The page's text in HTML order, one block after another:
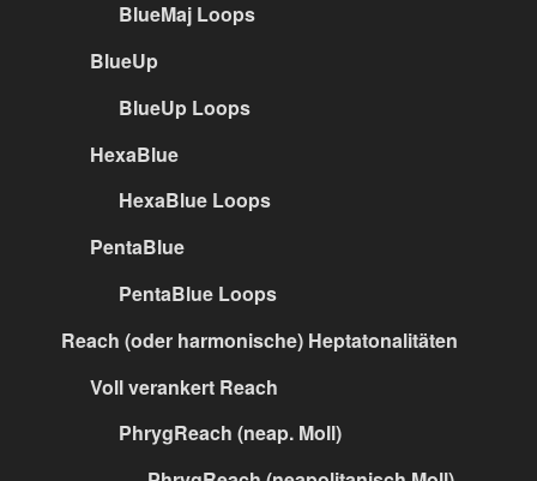
BlueMaj Loops
BlueUp
BlueUp Loops
HexaBlue
HexaBlue Loops
PentaBlue
PentaBlue Loops
Reach (oder harmonische) Heptatonalitäten
Voll verankert Reach
PhrygReach (neap. Moll)